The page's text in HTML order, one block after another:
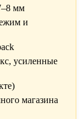
мм
и
усиленные
магазина